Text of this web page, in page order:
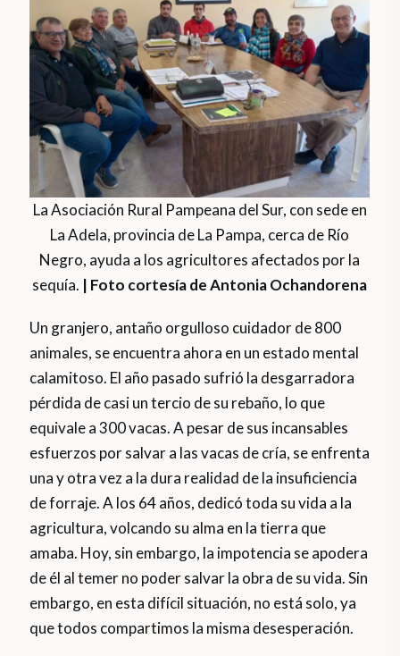
La Asociación Rural Pampeana del Sur, con sede en
La Adela, provincia de La Pampa, cerca de Río
Negro, ayuda a los agricultores afectados por la
sequía. | Foto cortesía de Antonia Ochandorena
Un granjero, antaño orgulloso cuidador de 800
animales, se encuentra ahora en un estado mental
calamitoso. El año pasado sufrió la desgarradora
pérdida de casi un tercio de su rebaño, lo que
equivale a 300 vacas. A pesar de sus incansables
esfuerzos por salvar a las vacas de cría, se enfrenta
una y otra vez a la dura realidad de la insuficiencia
de forraje. A los 64 años, dedicó toda su vida a la
agricultura, volcando su alma en la tierra que
amaba. Hoy, sin embargo, la impotencia se apodera
de él al temer no poder salvar la obra de su vida. Sin
embargo, en esta difícil situación, no está solo, ya
que todos compartimos la misma desesperación.